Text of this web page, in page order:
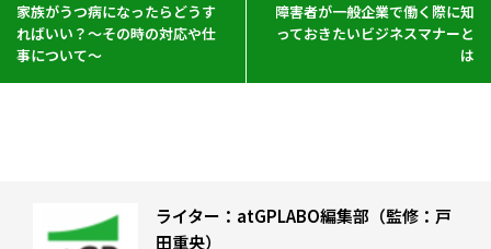
家族がうつ病になったらどうす
ればいい？～その時の対応や仕
事について～
障害者が一般企業で働く際に知
っておきたいビジネスマナーと
は
ライター：atGPLABO編集部（監修：戸
田重央）